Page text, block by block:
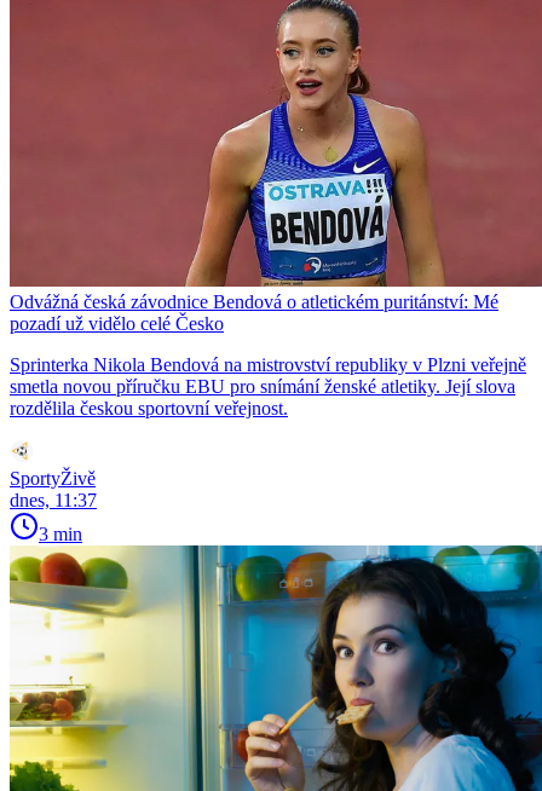
Odvážná česká závodnice Bendová o atletickém puritánství: Mé
pozadí už vidělo celé Česko
Sprinterka Nikola Bendová na mistrovství republiky v Plzni veřejně
smetla novou příručku EBU pro snímání ženské atletiky. Její slova
rozdělila českou sportovní veřejnost.
SportyŽivě
dnes, 11:37
3 min